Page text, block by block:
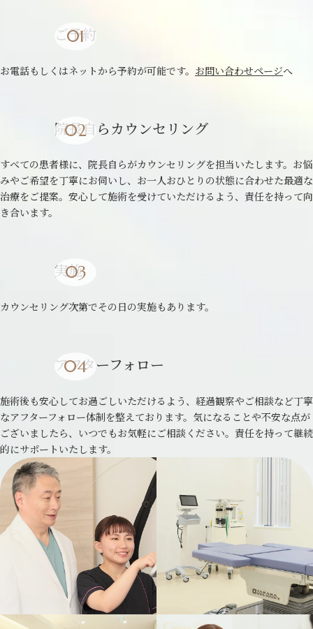
ご予約
お電話もしくはネットから予約が可能です。 お問い合わせページへ
院長自らカウンセリング
すべての患者様に、院長自らがカウンセリングを担当いたします。お悩
みやご希望を丁寧にお伺いし、お一人おひとりの状態に合わせた最適な
治療をご提案。安心して施術を受けていただけるよう、責任を持って向
き合います。
実施
カウンセリング次第でその日の実施もあります。
アフターフォロー
施術後も安心してお過ごしいただけるよう、経過観察やご相談など丁寧
なアフターフォロー体制を整えております。気になることや不安な点が
ございましたら、いつでもお気軽にご相談ください。責任を持って継続
的にサポートいたします。